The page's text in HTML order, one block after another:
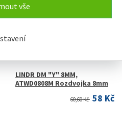
vše
LINDR DM "Y" 8MM,
ATWD0808M Rozdvojka 8mm
60,60 Kč 58 Kč